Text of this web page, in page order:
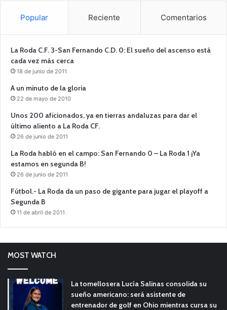
Popular Reciente Comentarios
La Roda C.F. 3-San Fernando C.D. 0: El sueño del ascenso está
cada vez más cerca
18 de junio de 2011
A un minuto de la gloria
22 de mayo de 2010
Unos 200 aficionados, ya en tierras andaluzas para dar el
último aliento a La Roda CF.
26 de junio de 2011
La Roda habló en el campo: San Fernando 0 – La Roda 1 ¡Ya
estamos en segunda B!
26 de junio de 2011
Fútbol.- La Roda da un paso de gigante para jugar el playoff a
Segunda B
11 de abril de 2011
MOST WATCH
La tomellosera Lucía Salinas consolida su
sueño americano: será asistente de
entrenador de golf en Ohio mientras cursa su